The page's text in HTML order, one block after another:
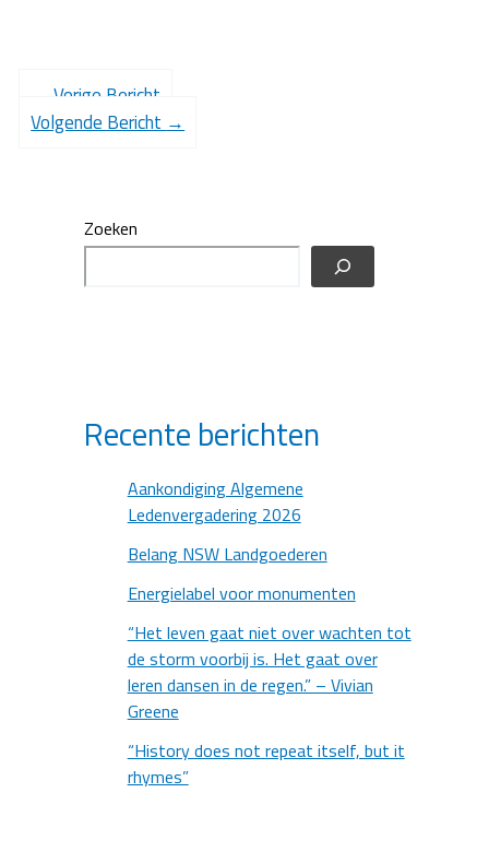
Vorige Bericht
Volgende Bericht →
Zoeken
Recente berichten
Aankondiging Algemene
Ledenvergadering 2026
Belang NSW Landgoederen
Energielabel voor monumenten
“Het leven gaat niet over wachten tot
de storm voorbij is. Het gaat over
leren dansen in de regen.” – Vivian
Greene
“History does not repeat itself, but it
rhymes”